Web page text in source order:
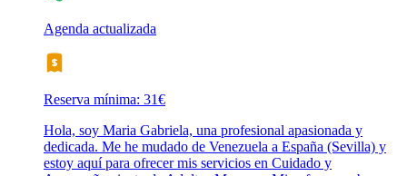
Agenda actualizada
Reserva mínima: 31€
Hola, soy Maria Gabriela, una profesional apasionada y
dedicada. Me he mudado de Venezuela a España (Sevilla) y
estoy aquí para ofrecer mis servicios en Cuidado y